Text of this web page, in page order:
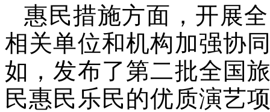
惠民措施方面，开展
相关单位和机构加强协
如，发布了第二批全国
民惠民乐民的优质演艺